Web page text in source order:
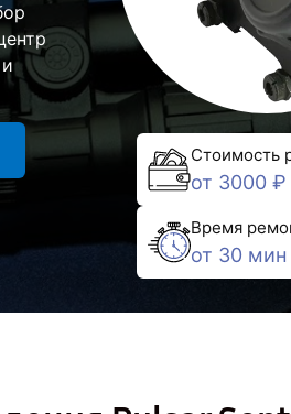
Стоимость
от 3000 ₽
Время
от 30 мин